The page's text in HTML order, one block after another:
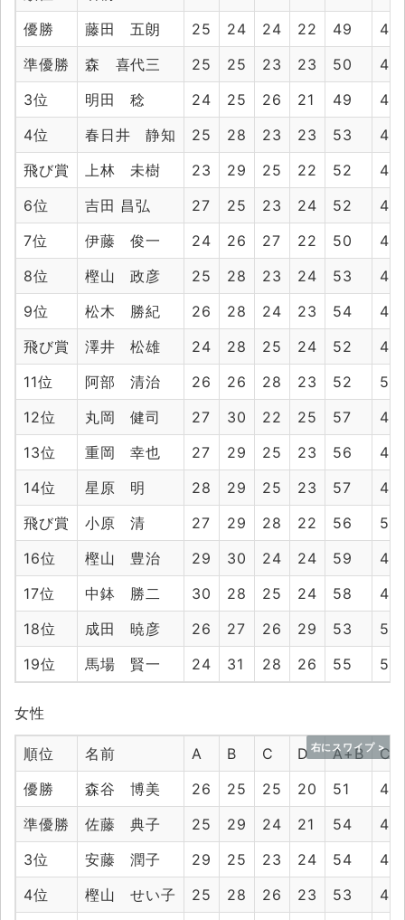
優勝
藤田 五朗 25 24 24 22 49
46
準優勝
森 喜代三 25 25 23 23 50
46
3位
明田 稔 24 25 26 21 49
47
4位
春日井 静知 25 28 23 23 53
46
飛び賞
上林 未樹 23 29 25 22 52
47
6位
吉田 昌弘 27 25 23 24 52
47
7位
伊藤 俊一 24 26 27 22 50
49
8位
樫山 政彦 25 28 23 24 53
47
9位
松木 勝紀 26 28 24 23 54
47
飛び賞
澤井 松雄 24 28 25 24 52
49
11位
阿部 清治 26 26 28 23 52
51
12位
丸岡 健司 27 30 22 25 57
47
13位
重岡 幸也 27 29 25 23 56
48
14位
星原 明 28 29 25 23 57
48
飛び賞
小原 清 27 29 28 22 56
50
16位
樫山 豊治 29 30 24 24 59
48
17位
中鉢 勝二 30 28 25 24 58
49
18位
成田 暁彦 26 27 26 29 53
55
19位
馬場 賢一 24 31 28 26 55 54
女性
順位 名前 A B C D A+B
優勝
森谷 博美 26 25 25 20 51
45
準優勝
佐藤 典子 25 29 24 21 54
45
3位
安藤 潤子 29 25 23 24 54
47
4位
樫山 せい子 25 28 26 23 53
49